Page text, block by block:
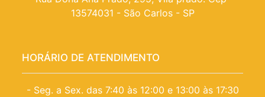
13574031 - São Carlos - SP
HORÁRIO DE ATENDIMENTO
- Seg. a Sex. das 7:40 às 12:00 e 13:00 às 17:30